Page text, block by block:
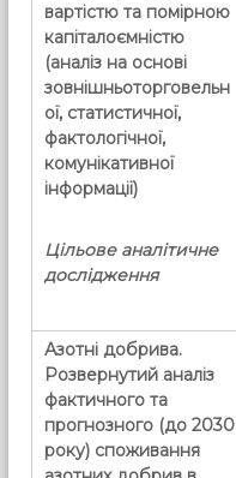
вартістю та помірною
капіталоємністю
(аналіз на основі
зовнішньоторговельн
ої, статистичної,
фактологічної,
комунікативної
інформації)
Цільове аналітичне
дослідження
Азотні добрива.
Розвернутий аналіз
фактичного та
прогнозного (до 2030
року) споживання